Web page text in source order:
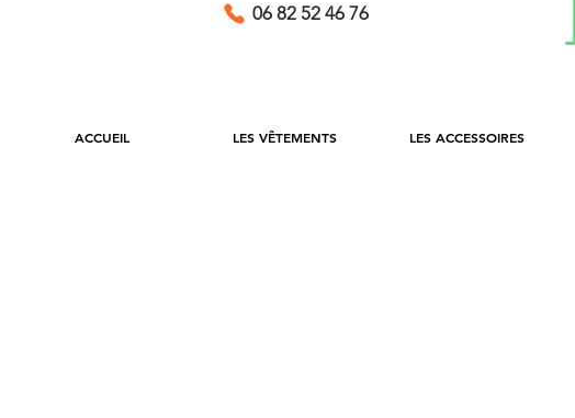
06 82 52 46 76
ACCUEIL LES VÊTEMENTS LES ACCESSOIRES